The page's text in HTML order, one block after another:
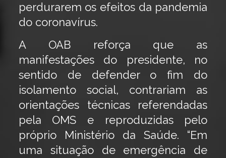
perdurarem os efeitos da pandemia
do coronavírus.
A OAB reforça que as
manifestações do presidente, no
sentido de defender o fim do
isolamento social, contrariam as
orientações técnicas referendadas
pela OMS e reproduzidas pelo
próprio Ministério da Saúde. “Em
uma situação de emergência de